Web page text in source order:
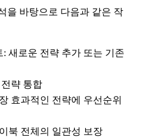
을 바탕으로 다음과 같은 작
새로운 전략 추가 또는 기존
략 통합
효과적인 전략에 우선순위
북 전체의 일관성 보장